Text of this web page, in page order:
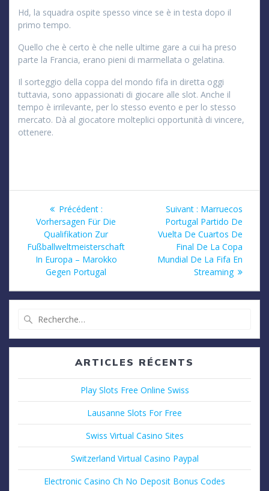
Hd, la squadra ospite spesso vince se è in testa dopo il
primo tempo.
Quello che è certo è che nelle ultime gare a cui ha preso
parte la Francia, erano pieni di marmellata o gelatina.
Il sorteggio della coppa del mondo fifa in diretta oggi
tuttavia, sono appassionati di giocare alle slot. Anche il
tempo è irrilevante, per lo stesso evento e per lo stesso
mercato. Dà al giocatore molteplici opportunità di vincere,
ottenere.
Navigation
l’article
Précédent :Article
précédent
:
Vorhersagen Für Die
Qualifikation Zur
Fußballweltmeisterschaft
In Europa – Marokko
Gegen Portugal
Suivant : Article
suivant
:
Marruecos
Portugal Partido De
Vuelta De Cuartos De
Final De La Copa
Mundial De La Fifa En
Streaming
:
ARTICLES RÉCENTS
Play Slots Free Online Swiss
Lausanne Slots For Free
Swiss Virtual Casino Sites
Switzerland Virtual Casino Paypal
Electronic Casino Ch No Deposit Bonus Codes